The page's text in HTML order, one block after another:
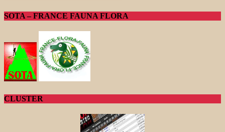
SOTA – FRANCE FAUNA FLORA
CLUSTER